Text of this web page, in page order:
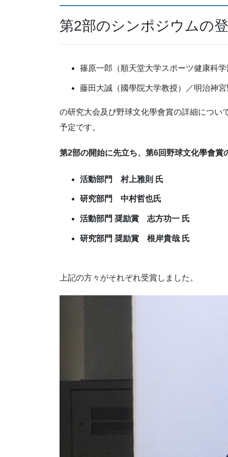
第2部のシンポジウムの
篠原一郎（順天堂大学スポーツ健康科
藤田大誠（國學院大学教授）／明治神
の研究大会及び野球文化學會賞の詳細につい
予定です。
第2部の開始に先立ち、第6回野球文化學會賞
活動部門 村上雅則 氏
研究部門 中村哲也氏
活動部門 奨励賞 志方功一 氏
研究部門 奨励賞 根岸貴哉 氏
上記の方々がそれぞれ受賞しました。